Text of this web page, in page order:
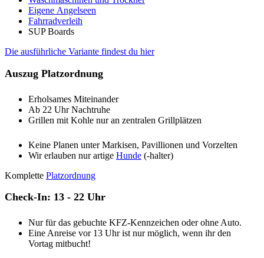
Eigene Angelseen
Fahrradverleih
SUP Boards
Die ausführliche Variante findest du hier
Auszug Platzordnung
Erholsames Miteinander
Ab 22 Uhr Nachtruhe
Grillen mit Kohle nur an zentralen Grillplätzen
Keine Planen unter Markisen, Pavillionen und Vorzelten
Wir erlauben nur artige Hunde (-halter)
Komplette Platzordnung
Check-In: 13 - 22 Uhr
Nur für das gebuchte KFZ-Kennzeichen oder ohne Auto.
Eine Anreise vor 13 Uhr ist nur möglich, wenn ihr den
Vortag mitbucht!